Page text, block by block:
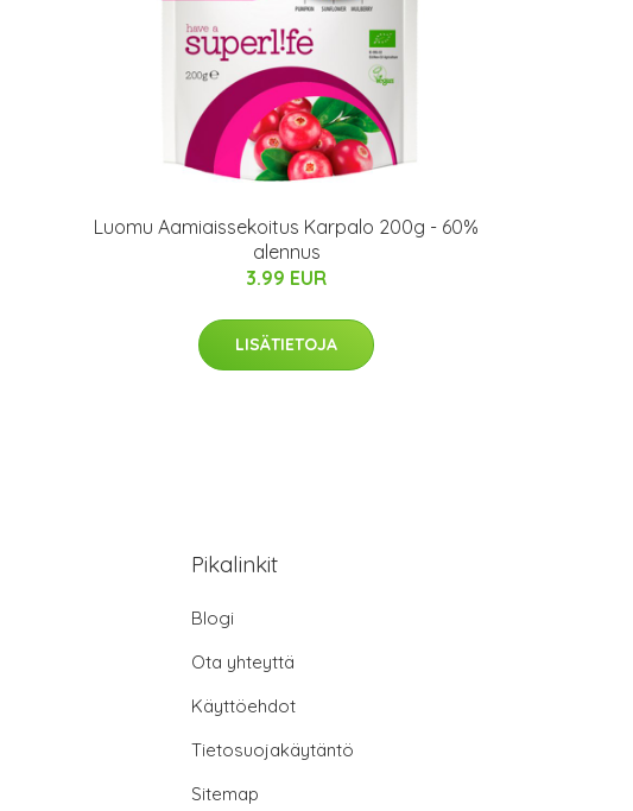
Luomu Aamiaissekoitus Karpalo 200g - 60%
alennus
3.99 EUR
LISÄTIETOJA
Pikalinkit
Blogi
Ota yhteyttä
Käyttöehdot
Tietosuojakäytäntö
Sitemap